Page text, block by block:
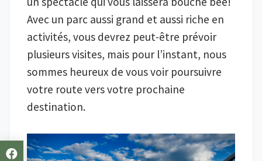
Avec un parc aussi grand et aussi riche en
activités, vous devrez peut-être prévoir
plusieurs visites, mais pour l’instant, nous
sommes heureux de vous voir poursuivre
votre route vers votre prochaine
destination.